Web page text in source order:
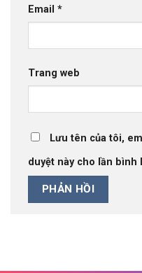
Email *
Trang web
Lưu tên của tôi,
duyệt này cho lần bình